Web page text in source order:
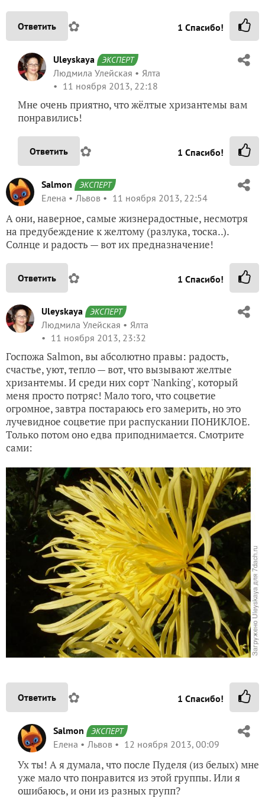
Ответить ✿ 1 Спасибо!
Uleyskaya ЭКСПЕРТ
Людмила Улейская
Ялта
11 ноября 2013, 22:18
Мне очень приятно, что жёлтые хризантемы вам
понравились!
Ответить ✿ 1 Спасибо!
Salmon ЭКСПЕРТ
Елена Львов 11 ноября 2013, 22:54
А они, наверное, самые жизнерадостные, несмотря
на предубеждение к желтому (разлука, тоска..).
Солнце и радость — вот их предназначение!
Ответить ✿ 1 Спасибо!
Uleyskaya ЭКСПЕРТ
Людмила Улейская
Ялта
11 ноября 2013, 23:32
Госпожа Salmon, вы абсолютно правы: радость,
счастье, уют, тепло — вот, что вызывают желтые
хризантемы. И среди них сорт 'Nanking', который
меня просто потряс! Мало того, что соцветие
огромное, завтра постараюсь его замерить, но это
лучевидное соцветие при распускании ПОНИКЛОЕ.
Только потом оно едва приподнимается. Смотрите
сами:
Ответить ✿ 1 Спасибо!
Salmon ЭКСПЕРТ
Елена Львов 12 ноября 2013, 00:09
Ух ты! А я думала, что после Пуделя (из белых) мне
уже мало что понравится из этой группы. Или я
ошибаюсь, и они из разных групп?